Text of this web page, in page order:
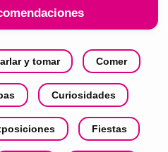
y tomar Comer
Curiosidades
Fiestas